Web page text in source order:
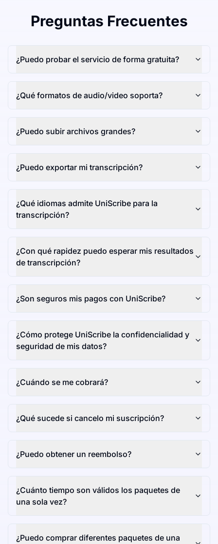
Preguntas Frecuentes
¿Puedo probar el servicio de forma gratuita?
¿Qué formatos de audio/video soporta?
¿Puedo subir archivos grandes?
¿Puedo exportar mi transcripción?
¿Qué idiomas admite UniScribe para la
transcripción?
¿Con qué rapidez puedo esperar mis resultados
de transcripción?
¿Son seguros mis pagos con UniScribe?
¿Cómo protege UniScribe la confidencialidad y
seguridad de mis datos?
¿Cuándo se me cobrará?
¿Qué sucede si cancelo mi suscripción?
¿Puedo obtener un reembolso?
¿Cuánto tiempo son válidos los paquetes de
una sola vez?
¿Puedo comprar diferentes paquetes de una